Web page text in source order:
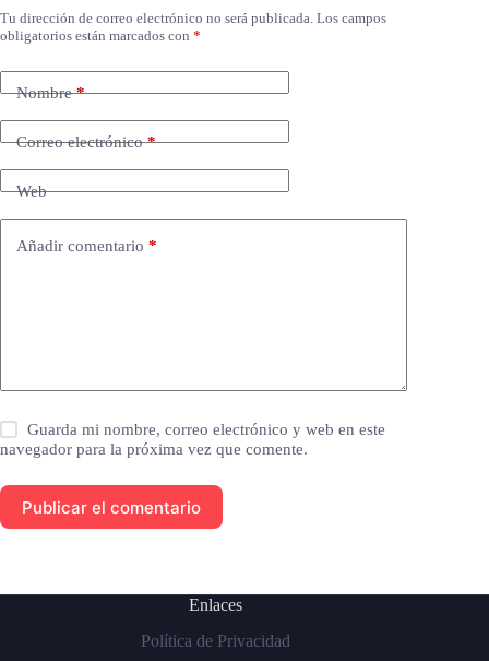
Tu dirección de correo electrónico no será publicada. Los campos
obligatorios están marcados con *
Nombre*
Correo electrónico*
Web
Añadir comentario *
Guarda mi nombre, correo electrónico y web en este
navegador para la próxima vez que comente.
Publicar el comentario
Enlaces
Política de Privacidad